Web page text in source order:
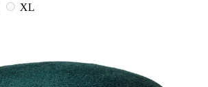
XL